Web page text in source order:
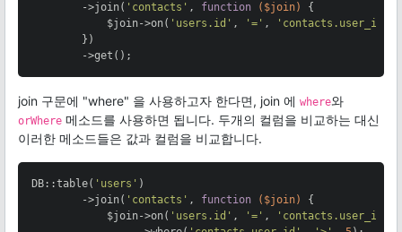
        ->join(
'contacts' , function ($join)
{
            $join->on(
'users.id' , '=' , 'contacts.user_id'
        })
        ->get();
join 구문에 "where" 을 사용하고자 한다면, join 에 where와
orWhere 메소드를 사용하면 됩니다. 두개의 컬럼을 비교하는 대신
이러한 메소드들은 값과 컬럼을 비교합니다.
DB::table( 'users' )
        ->join(
'contacts' , function ($join)
{
            $join->on(
'users.id' , '=' , 'contacts.user_id'